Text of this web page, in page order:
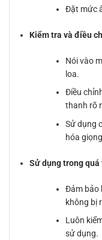
Đặt mức
Kiểm tra và điều
Nói vào
loa.
Điều
thanh rõ
Sử dụng
hóa
Sử dụng trong
Đảm bảo
không bị
Luôn
sử dụng.